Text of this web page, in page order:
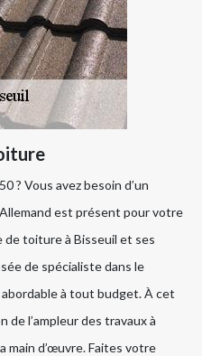
? Vous avez besoin d’un
est présent pour votre
toiture à Bisseuil et ses
de spécialiste dans le
à tout budget. À cet
l’ampleur des travaux à
main d’œuvre. Faites votre